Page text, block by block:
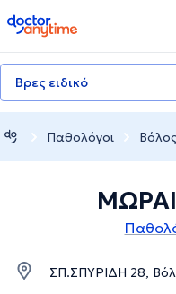
doctoranytime
Βρες ειδικό
Παθολόγοι Βόλος
ΣΠ.ΣΠΥΡΙΔΗ 28,